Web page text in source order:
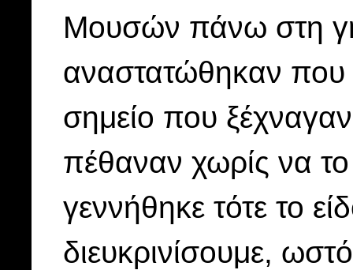
Μουσών πάνω στη
αναστατώθηκαν που
σημείο που
πέθαναν χωρίς να
γεννήθηκε τότε το
διευκρινίσουμε,